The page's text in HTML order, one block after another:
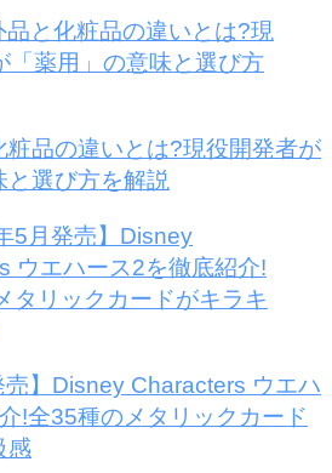
粧品の違いとは?現役開発者が
と選び方を解説
売】Disney Characters ウエハ
!全35種のメタリックカード
感